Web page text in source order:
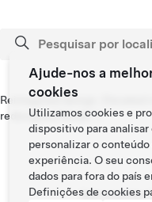
Reimagined design.
redesigned Model Y.
Sem eventos
Ajude-nos a
cookies
Utilizamos cookies e
dispositivo para
personalizar o
experiência. O seu
dados para fora do país
Definições de cookies